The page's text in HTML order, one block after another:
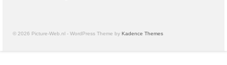
© 2026 Picture-Web.nl - WordPress Theme by Kadence Themes